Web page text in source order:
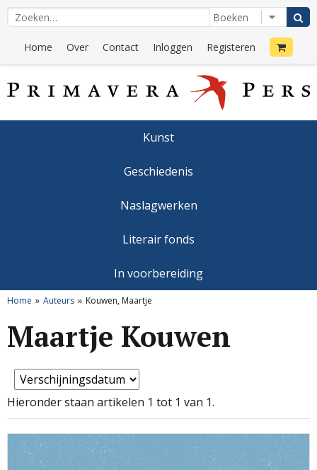
Home Over Contact Inloggen Registeren
Kunst
Geschiedenis
Naslagwerken
Literair fonds
In voorbereiding
Home Auteurs Kouwen, Maartje
Maartje Kouwen
Hieronder staan artikelen 1 tot 1 van 1.